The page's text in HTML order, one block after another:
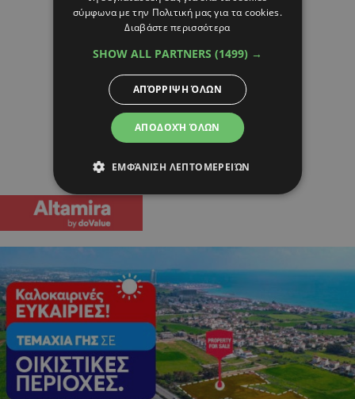
σύμφωνα με την Πολιτική μας για τα cookies.
Διαβάστε περισσότερα
SHOW ALL PARTNERS (1499) →
ΑΠΟΔΟΧΉ ΌΛΩΝ
ΑΠΌΡΡΙΨΗ ΌΛΩΝ
ΕΜΦΆΝΙΣΗ ΛΕΠΤΟΜΕΡΕΙΏΝ